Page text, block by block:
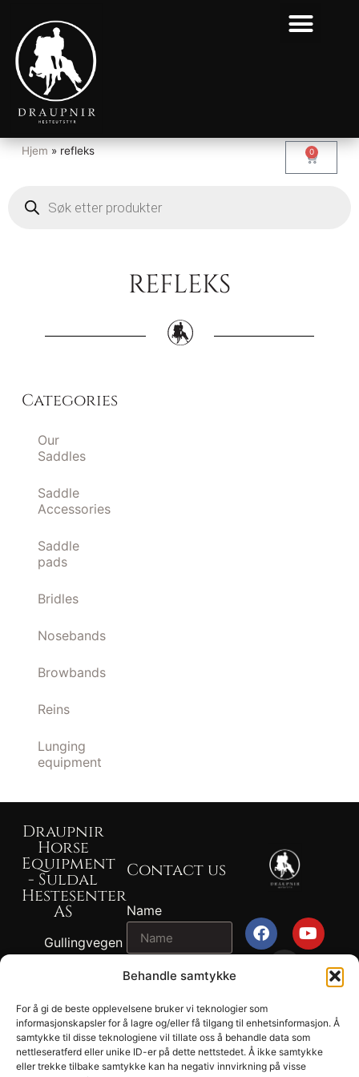
Behandle samtykke
For å gi de beste opplevelsene bruker vi teknologier som
informasjonskapsler for å lagre og/eller få tilgang til enhetsinformasjon. Å
samtykke til disse teknologiene vil tillate oss å behandle data som
nettleseratferd eller unike ID-er på dette nettstedet. Å ikke samtykke
eller trekke tilbake samtykke kan ha negativ innvirkning på visse
Hjem » refleks 0
REFLEKS
Categories
Our
Saddles
Saddle
Accessories
Saddle
pads
Bridles
Nosebands
Browbands
Reins
Lunging
equipment
Draupnir
Horse
Equipment
- Suldal
Hestesenter
AS
Gullingvegen
+47 917 82
767 - John
Ragnvald
Ness
2024
Draupnir® -
Suldal
Contact us
Name
Email
Message